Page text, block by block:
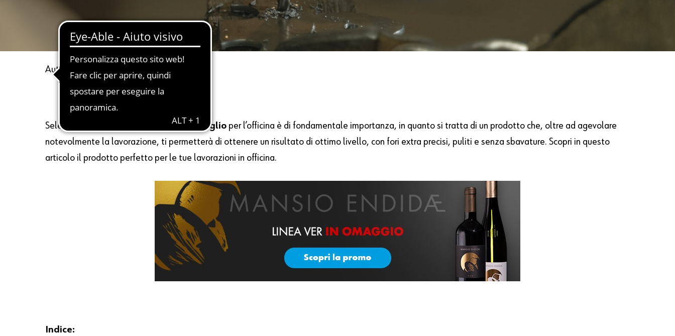
Autore
Selezionare con cura il miglior olio da taglio per l’officina è di fondamentale importanza, in quanto si tratta di un prodotto che, oltre ad agevolare
notevolmente la lavorazione, ti permetterà di ottenere un risultato di ottimo livello, con fori extra precisi, puliti e senza sbavature. Scopri in questo
articolo il prodotto perfetto per le tue lavorazioni in officina.
Indice: